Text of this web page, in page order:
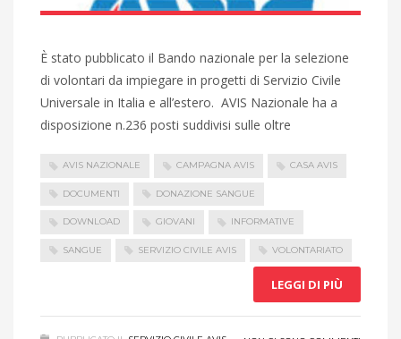
È stato pubblicato il Bando nazionale per la selezione
di volontari da impiegare in progetti di Servizio Civile
Universale in Italia e all’estero. AVIS Nazionale ha a
disposizione n.236 posti suddivisi sulle oltre
AVIS NAZIONALE CAMPAGNA AVIS CASA AVIS
DOCUMENTI DONAZIONE SANGUE
DOWNLOAD GIOVANI INFORMATIVE
SANGUE SERVIZIO CIVILE AVIS VOLONTARIATO
LEGGI DI PIÙ